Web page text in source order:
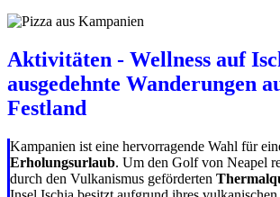
Aktivitäten - Wellness auf
ausgedehnte Wanderungen
Festland
Kampanien ist eine hervorragende Wahl für
Erholungsurlaub. Um den Golf von Neapel
durch den Vulkanismus geförderten